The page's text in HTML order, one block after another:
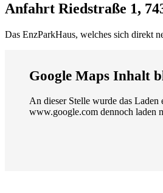
Anfahrt Riedstraße 1,
Das EnzParkHaus, welches sich direkt
Google Maps Inhalt
An dieser Stelle wurde das
www.google.com dennoch laden